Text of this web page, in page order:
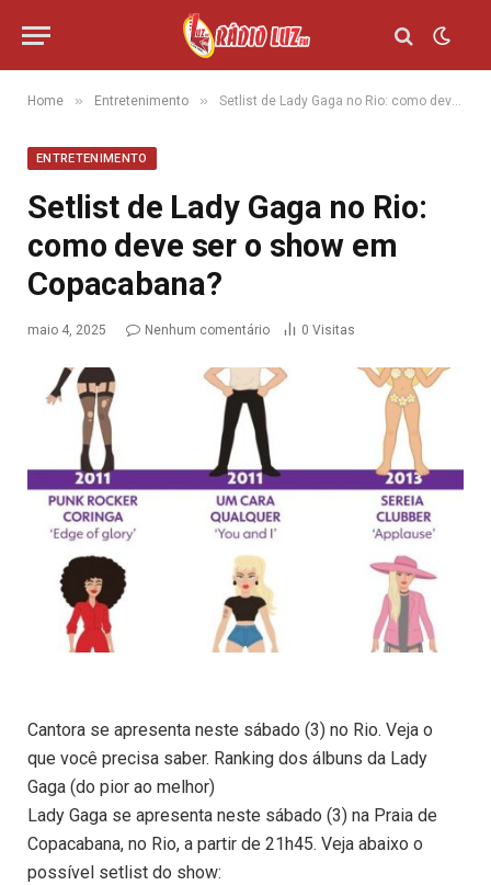
Home » Entretenimento » Setlist de Lady Gaga no Rio: como deve ser o show em Copacabana?
ENTRETENIMENTO
Setlist de Lady Gaga no Rio:
como deve ser o show em
Copacabana?
maio 4, 2025 Nenhum comentário 0 Visitas
Cantora se apresenta neste sábado (3) no Rio. Veja o
que você precisa saber. Ranking dos álbuns da Lady
Gaga (do pior ao melhor)
Lady Gaga se apresenta neste sábado (3) na Praia de
Copacabana, no Rio, a partir de 21h45. Veja abaixo o
possível setlist do show: